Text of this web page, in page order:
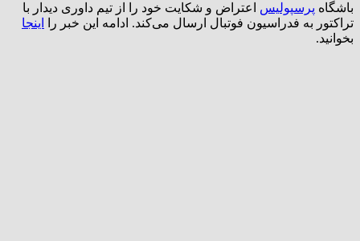
باشگاه پرسپولیس اعتراض و شکایت خود را از تیم داوری دیدار با
تراکتور به فدراسیون فوتبال ارسال می‌کند. ادامه این خبر را
اینجا
بخوانید.